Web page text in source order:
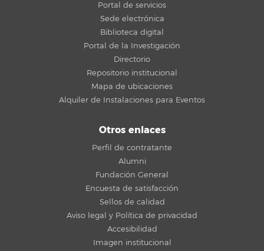
Portal de servicios
Sede electrónica
Biblioteca digital
Portal de la Investigación
Directorio
Repositorio institucional
Mapa de ubicaciones
Alquiler de Instalaciones para Eventos
Otros enlaces
Perfil de contratante
Alumni
Fundación General
Encuesta de satisfacción
Sellos de calidad
Aviso legal y Política de privacidad
Accesibilidad
Imagen institucional